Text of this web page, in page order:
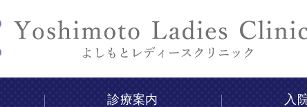
診療案内 入